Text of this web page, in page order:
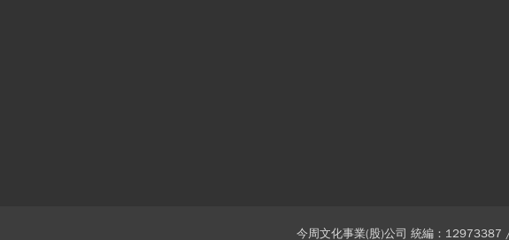
今周文化事業(股)公司 統編：